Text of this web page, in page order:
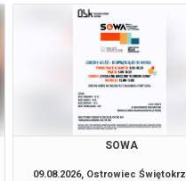
SOWA
09.08.2026, Ostrowiec